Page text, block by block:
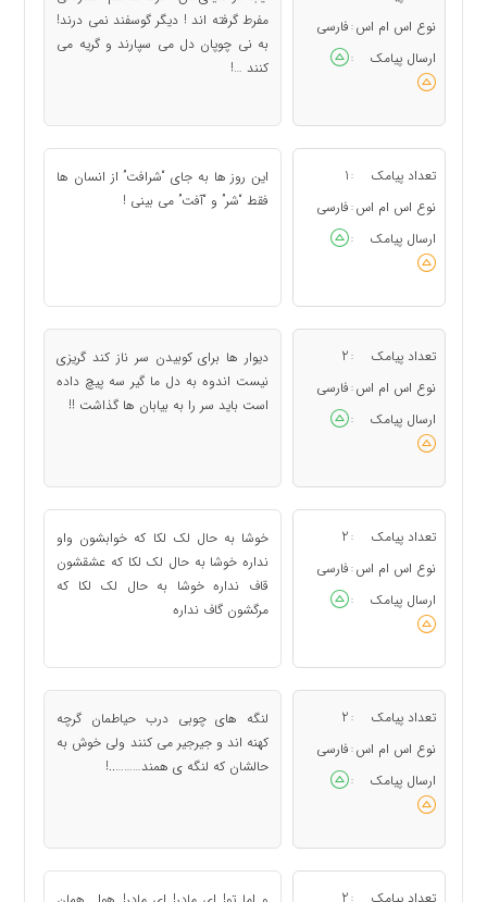
نوع اس ام اس : فارسی
ارسال پیامک
:
مفرط گرفته اند ! دیگر گوسفند نمی درند!
به نی چوپان دل می سپارند و گریه می
کنند …!
تعداد پیامک :
1
نوع اس ام اس : فارسی
ارسال پیامک
:
این روز ها به جای “شرافت” از انسان ها
فقط “شر” و “آفت” می بینی !
تعداد پیامک :
2
نوع اس ام اس : فارسی
ارسال پیامک
:
دیوار ها برای کوبیدن سر ناز کند گریزی
نیست اندوه به دل ما گیر سه پیچ داده
است باید سر را به بیابان ها گذاشت !!
تعداد پیامک :
2
نوع اس ام اس : فارسی
ارسال پیامک
:
خوشا به حال لک لکا که خوابشون واو
نداره خوشا به حال لک لکا که عشقشون
قاف نداره خوشا به حال لک لکا که
مرگشون گاف نداره
تعداد پیامک :
2
نوع اس ام اس : فارسی
ارسال پیامک
:
لنگه های چوبی درب حیاطمان گرچه
کهنه اند و جیرجیر می کنند ولی خوش به
حالشان که لنگه ی همند………..!
: